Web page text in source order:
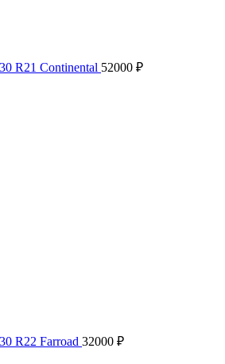
R21 Continental 52000 ₽
R22 Farroad 32000 ₽